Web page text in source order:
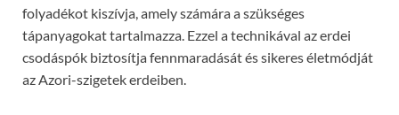
folyadékot kiszívja, amely számára a szükséges
tápanyagokat tartalmazza. Ezzel a technikával az erdei
csodáspók biztosítja fennmaradását és sikeres életmódját
az Azori-szigetek erdeiben.